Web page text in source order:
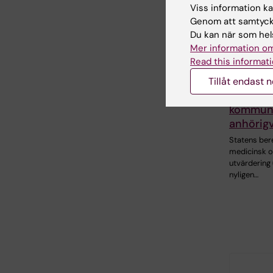
28 maj
Insikter
om
Statens
medicinsk
utvärdering
nyligen…
Viss information
Genom att
Du kan när som
Mer information
Read this
Tillåt endast